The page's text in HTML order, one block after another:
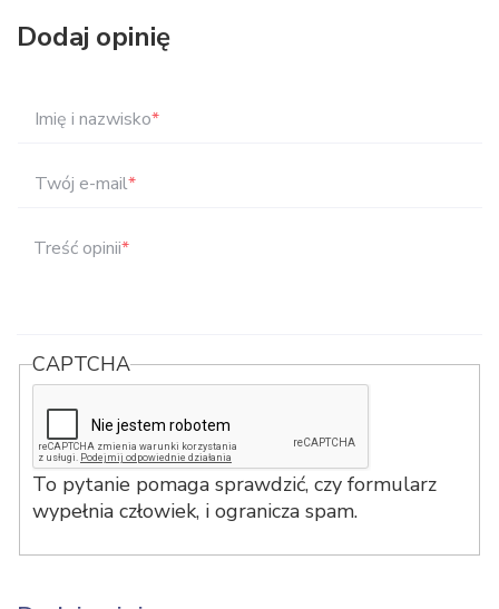
Dodaj opinię
Imię i nazwisko*
Twój e-mail*
Treść opinii*
CAPTCHA
To pytanie pomaga sprawdzić, czy formularz
wypełnia człowiek, i ogranicza spam.